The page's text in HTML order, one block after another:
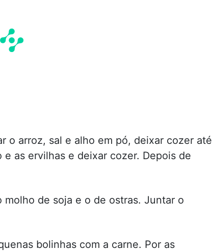
o arroz, sal e alho em pó, deixar cozer até
as ervilhas e deixar cozer. Depois de
de soja e o de ostras. Juntar o
bolinhas com a carne. Por as